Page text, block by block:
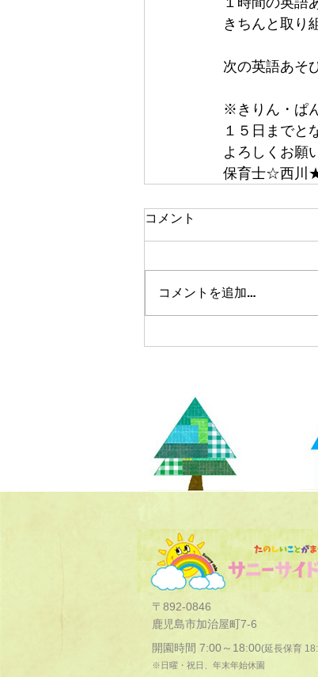
きちんと取り
次の英語あそ
※きりん・ぱ
１５日までと
よろしくお願
保育士☆西川
コメント
コメントを追加…
〒892-0846
鹿児島市加治屋町7-6
開園時間 7:00～18:00(延長保育
※日曜・祝日、年末年始休園